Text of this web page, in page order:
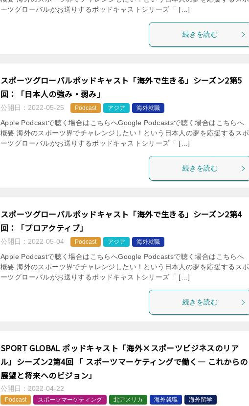
ーツグローバルがお送りするポッドキャストシリーズ「 […]
続きを読む
スポーツグローバルポッドキャスト「海外で生きる」シーズン2第5
回：「日本人の強み・弱み」
公開日： 2022-05-25 Podcast アジア 海外就職
Apple Podcastで聴く場合はこちらへGoogle Podcastsで聴く場合はこちらへ
概要 海外のスポーツ界でチャレンジしたい！という日本人の夢を応援するスポ
ーツグローバルがお送りするポッドキャストシリーズ「 […]
続きを読む
スポーツグローバルポッドキャスト「海外で生きる」シーズン2第4
回：「プロアクティブ」
公開日： 2022-05-04 Podcast アジア 海外就職
Apple Podcastで聴く場合はこちらへGoogle Podcastsで聴く場合はこちらへ
概要 海外のスポーツ界でチャレンジしたい！という日本人の夢を応援するスポ
ーツグローバルがお送りするポッドキャストシリーズ「 […]
続きを読む
SPORT GLOBAL ポッドキャスト「海外×スポーツビジネスのリア
ル」シーズン2第4回 「 スポーツマーケティングで働く― これからの
展望と将来へのビジョン」
公開日： 2022-04-22
Podcast スポーツマーケティング 北アメリカ 海外就職 海外留学